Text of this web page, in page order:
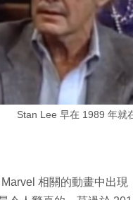
Stan Lee 早在 1989 年就
相關的動畫中出